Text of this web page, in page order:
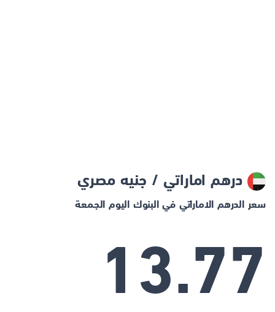
درهم اماراتي / جنيه مصري
سعر الدرهم الاماراتي في البنوك اليوم الجمعة
13.77